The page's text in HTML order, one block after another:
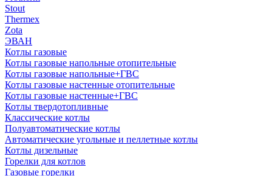
Stout
Thermex
Zota
ЭВАН
Котлы газовые
Котлы газовые напольные отопительные
Котлы газовые напольные+ГВС
Котлы газовые настенные отопительные
Котлы газовые настенные+ГВС
Котлы твердотопливные
Классические котлы
Полуавтоматические котлы
Автоматические угольные и пеллетные котлы
Котлы дизельные
Горелки для котлов
Газовые горелки